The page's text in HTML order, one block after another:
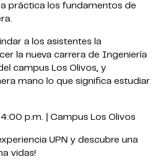
práctica los fundamentos de
a los asistentes la
la nueva carrera de Ingeniería
campus Los Olivos, y
mano lo que significa estudiar
p.m. | Campus Los Olivos
UPN y descubre una
vidas!